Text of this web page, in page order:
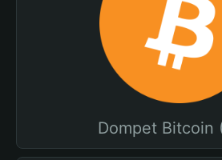
Dompet Bitcoin